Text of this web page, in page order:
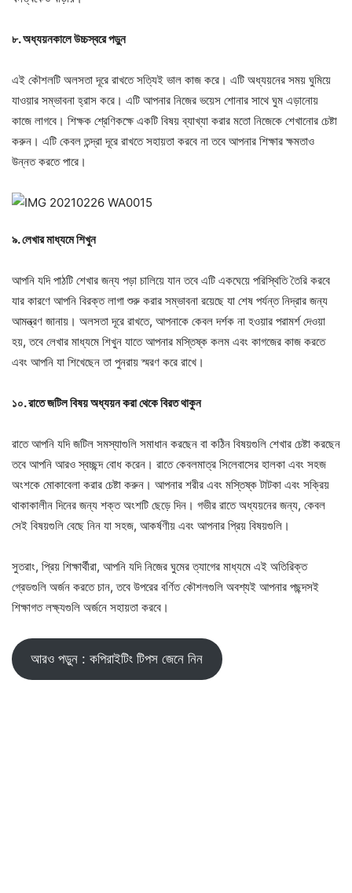
৮. অধ্যয়নকালে উচ্চস্বরে পড়ুন
এই কৌশলটি অলসতা দূরে রাখতে সত্যিই ভাল কাজ করে। এটি অধ্যয়নের সময় ঘুমিয়ে
যাওয়ার সম্ভাবনা হ্রাস করে। এটি আপনার নিজের ভয়েস শোনার সাথে ঘুম এড়ানোয়
কাজে লাগবে। শিক্ষক শ্রেণিকক্ষে একটি বিষয় ব্যাখ্যা করার মতো নিজেকে শেখানোর চেষ্টা
করুন। এটি কেবল তন্দ্রা দূরে রাখতে সহায়তা করবে না তবে আপনার শিক্ষার ক্ষমতাও
উন্নত করতে পারে।
৯. লেখার মাধ্যমে শিখুন
আপনি যদি পাঠটি শেখার জন্য পড়া চালিয়ে যান তবে এটি একঘেয়ে পরিস্থিতি তৈরি করবে
যার কারণে আপনি বিরক্ত লাগা শুরু করার সম্ভাবনা রয়েছে যা শেষ পর্যন্ত নিদ্রার জন্য
আমন্ত্রণ জানায়। অলসতা দূরে রাখতে, আপনাকে কেবল দর্শক না হওয়ার পরামর্শ দেওয়া
হয়, তবে লেখার মাধ্যমে শিখুন যাতে আপনার মস্তিষ্ক কলম এবং কাগজের কাজ করতে
এবং আপনি যা শিখেছেন তা পুনরায় স্মরণ করে রাখে।
১০. রাতে জটিল বিষয় অধ্যয়ন করা থেকে বিরত থাকুন
রাতে আপনি যদি জটিল সমস্যাগুলি সমাধান করছেন বা কঠিন বিষয়গুলি শেখার চেষ্টা করছেন
তবে আপনি আরও স্বচ্ছন্দ বোধ করেন। রাতে কেবলমাত্র সিলেবাসের হালকা এবং সহজ
অংশকে মোকাবেলা করার চেষ্টা করুন। আপনার শরীর এবং মস্তিষ্ক টাটকা এবং সক্রিয়
থাকাকালীন দিনের জন্য শক্ত অংশটি ছেড়ে দিন। গভীর রাতে অধ্যয়নের জন্য, কেবল
সেই বিষয়গুলি বেছে নিন যা সহজ, আকর্ষণীয় এবং আপনার প্রিয় বিষয়গুলি।
সুতরাং, প্রিয় শিক্ষার্থীরা, আপনি যদি নিজের ঘুমের ত্যাগের মাধ্যমে এই অতিরিক্ত
গ্রেডগুলি অর্জন করতে চান, তবে উপরের বর্ণিত কৌশলগুলি অবশ্যই আপনার পছন্দসই
শিক্ষাগত লক্ষ্যগুলি অর্জনে সহায়তা করবে।
আরও পড়ুন : কপিরাইটিং টিপস জেনে নিন